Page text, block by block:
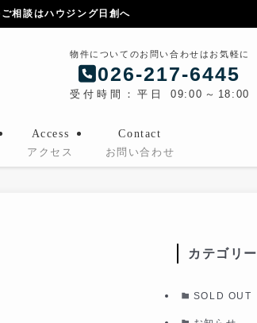
相談はハウジング日創へ
物件についてのお問い合わせはお気軽に
026-217-6445
受付時間：平日 09:00～18:00
Access
アクセス
Contact
お問い合わせ
カテゴリー
SOLD OUT